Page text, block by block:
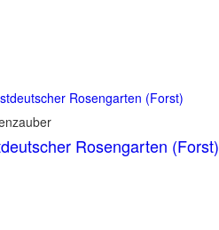
Rosengarten (Forst)